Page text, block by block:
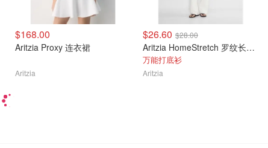
$168.00
Aritzia Proxy 连衣裙
Aritzia
$26.60 $28.00
Aritzia HomeStretch 罗纹长袖衫
万能打底衫
Aritzia